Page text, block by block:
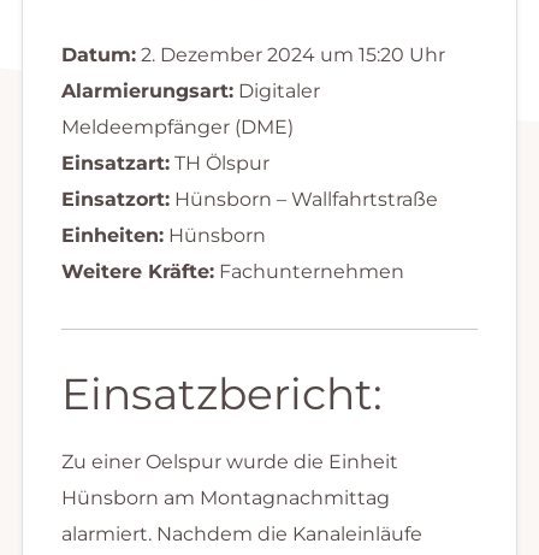
Datum:2. Dezember 2024 um 15:20 Uhr
Alarmierungsart:Digitaler
Meldeempfänger (DME)
Einsatzart:TH Ölspur
Einsatzort:Hünsborn – Wallfahrtstraße
Einheiten:Hünsborn
Weitere Kräfte:Fachunternehmen
Einsatzbericht:
Zu einer Oelspur wurde die Einheit
Hünsborn am Montagnachmittag
alarmiert. Nachdem die Kanaleinläufe